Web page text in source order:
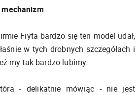
Fiyta bardzo się ten model udał,
w tych drobnych szczegółach i
my tak bardzo lubimy.
- delikatnie mówiąc - nie jest